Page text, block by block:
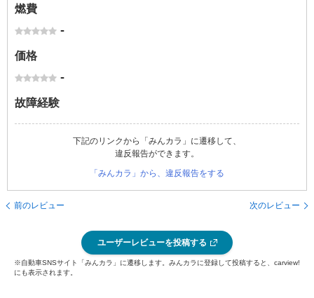
燃費
-
価格
-
故障経験
下記のリンクから「みんカラ」に遷移して、
違反報告ができます。
「みんカラ」から、違反報告をする
前のレビュー 次のレビュー
ユーザーレビューを投稿する
※自動車SNSサイト「みんカラ」に遷移します。みんカラに登録して投稿すると、carview!
にも表示されます。